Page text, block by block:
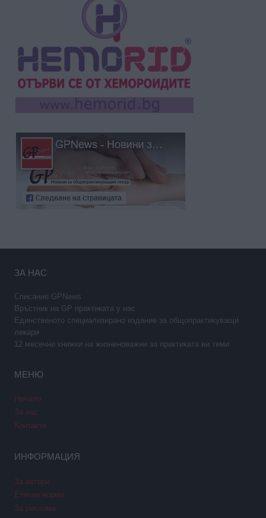
ЗА НАС
Списание GPNews
Връстник на GP практиката у нас
Единственото специализирано издание за общопрактикуващи
лекари
12 месечни книжки на жизненоважни за практиката ви теми
МЕНЮ
Начало
За нас
Контакти
ИНФОРМАЦИЯ
За автори
Етични норми
За реклама